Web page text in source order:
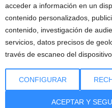
acceder a información en un
contenido personalizados,
contenido, investigación de
servicios, datos precisos de
través de escaneo del dispositivo.
CONFIGURAR
ACEPTAR Y
/ Electrónica,Interiorismo ,
Aire Acondicionado Dénia
denia ,
iluminación de interior dénia,
tdt ,instalación tdt dénia,
led dénia